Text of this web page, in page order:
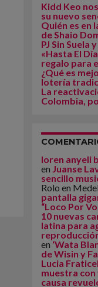
Kidd Keo
su nuevo
Quién es en
de Shaio
PJ Sin Suela
«Hasta El
regalo para
¿Qué es
lotería
La
Colombia,
loren anyeli
en Juanse
sencillo
Rolo en
pantalla
“Loco Por
10 nuevas
latina para
en‘Wata
de Wisin y
Lucia
muestra
causa